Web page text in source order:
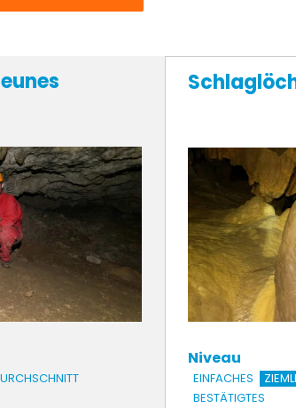
Niveau
EINFACHES
BESTÄTIGTES